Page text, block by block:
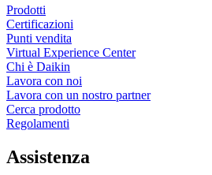
Prodotti
Certificazioni
Punti vendita
Virtual Experience Center
Chi è Daikin
Lavora con noi
Lavora con un nostro partner
Cerca prodotto
Regolamenti
Assistenza